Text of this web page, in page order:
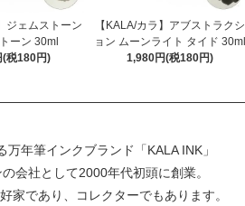
ジェムストーン
ーン 30ml
(税180円)
【KALA/カラ】アブストラクシ
ョン ムーンライト タイド 30ml
1,980円(税180円)
年筆インクブランド「KALA INK」
会社として2000年代初頭に創業。
家であり、コレクターでもあります。